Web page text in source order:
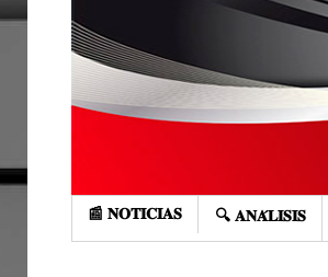
📰 𝐍𝐎𝐓𝐈𝐂𝐈𝐀𝐒 🔍 𝐀𝐍𝐀́𝐋𝐈𝐒𝐈𝐒